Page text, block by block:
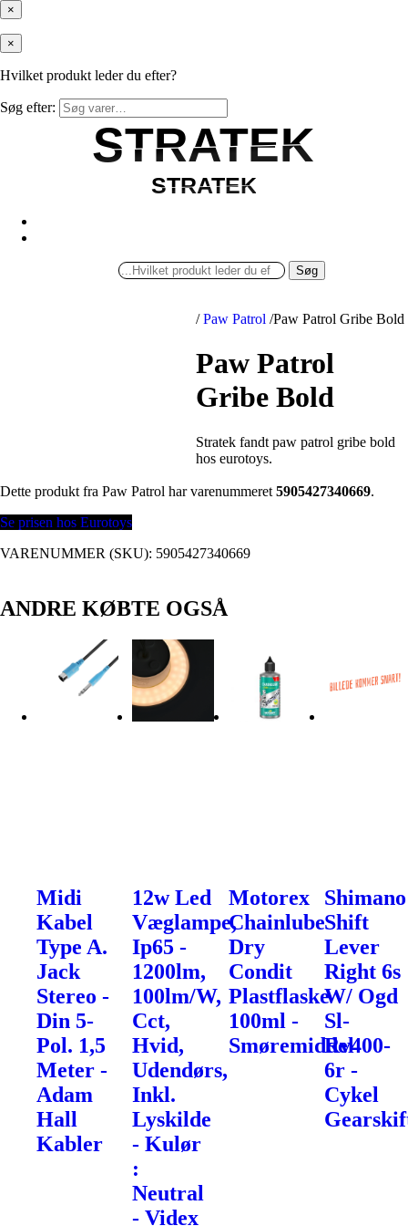
×
×
Hvilket produkt leder du efter?
Søg efter:
STRATEK
STRATEK
STRATEK
STRATEK
Søg
/ Paw Patrol /Paw Patrol Gribe Bold
Paw Patrol
Gribe Bold
Stratek fandt paw patrol gribe bold
hos eurotoys.
Dette produkt fra Paw Patrol har varenummeret 5905427340669.
Se prisen hos Eurotoys
VARENUMMER (SKU): 5905427340669
ANDRE KØBTE OGSÅ
Midi
Kabel
Type A.
Jack
Stereo -
Din 5-
Pol. 1,5
Meter -
Adam
Hall
Kabler
12w Led
Væglampe,
Ip65 -
1200lm,
100lm/W,
Cct,
Hvid,
Udendørs,
Inkl.
Lyskilde
- Kulør
:
Neutral
- Videx
Motorex
Chainlube
Dry
Condit
Plastflaske
100ml -
Smøremiddel
Shimano
Shift
Lever
Right 6s
W/ Ogd
Sl-
Rv400-
6r -
Cykel